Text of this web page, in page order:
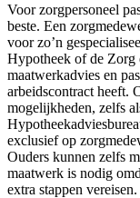
Voor zorgpersoneel
beste. Een
voor zo’n
Hypotheek of de Zorg
maatwerkadvies en
arbeidscontract heeft.
mogelijkheden, zelfs
exclusief op
Ouders kunnen zelfs
maatwerk is nodig
extra stappen vereisen.